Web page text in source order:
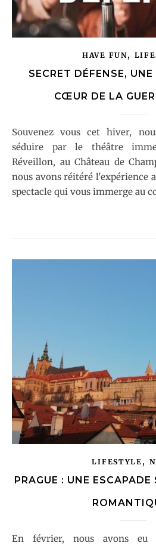
HAVE FUN,
SECRET DÉFENSE,
CŒUR DE LA
Souvenez vous cet hiver, nous nous étions laissés
séduire par le théâtre
Réveillon, au Château de
nous avons réitéré l'expérience
spectacle qui vous immerge au
LIFESTYLE ,
PRAGUE : UNE
En février, nous avons eu besoin d'évasion. Si